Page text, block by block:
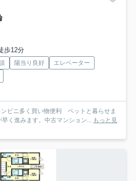
歩12分
陽当り良好
エレベーター
ビニ多く買い物便利 ペットと暮らせま
く進みます。中古マンション... もっと見